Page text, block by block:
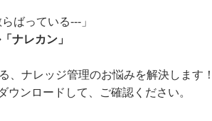
ばっている---」
ナレカン」
、ナレッジ管理のお悩みを解決します！
ンロードして、ご確認ください。